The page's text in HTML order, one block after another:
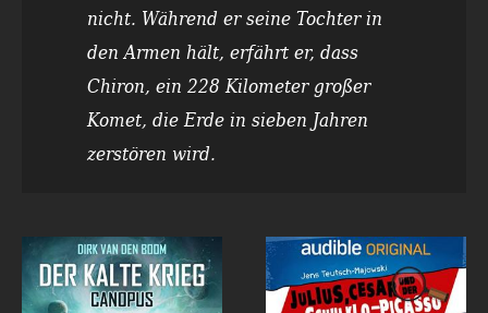
nicht. Während er seine Tochter in
den Armen hält, erfährt er, dass
Chiron, ein 228 Kilometer großer
Komet, die Erde in sieben Jahren
zerstören wird.